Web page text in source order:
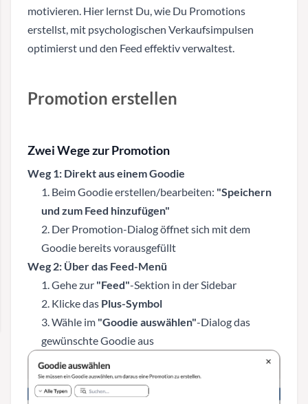
motivieren. Hier lernst Du, wie Du Promotions
erstellst, mit psychologischen Verkaufsimpulsen
optimierst und den Feed effektiv verwaltest.
Promotion erstellen
Zwei Wege zur Promotion
Weg 1: Direkt aus einem Goodie
Beim Goodie erstellen/bearbeiten: "Speichern
und zum Feed hinzufügen"
Der Promotion-Dialog öffnet sich mit dem
Goodie bereits vorausgefüllt
Weg 2: Über das Feed-Menü
Gehe zur "Feed"-Sektion in der Sidebar
Klicke das Plus-Symbol
Wähle im "Goodie auswählen"-Dialog das
gewünschte Goodie aus